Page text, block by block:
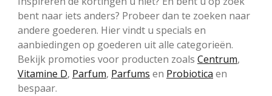
bent naar iets anders? Probeer dan te zoeken naar
andere goederen. Hier vindt u specials en
aanbiedingen op goederen uit alle categorieën.
Bekijk promoties voor producten zoals Centrum,
Vitamine D, Parfum, Parfums en Probiotica en
bespaar.